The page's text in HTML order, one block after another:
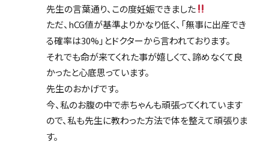
先生の言葉通り、この度妊娠できました
ただ、hCG値が基準よりかなり低く、「無事に出産でき
る確率は30%」とドクターから言われております。
それでも命が来てくれた事が嬉しくて、諦めなくて良
かったと心底思っています。
先生のおかげです。
今、私のお腹の中で赤ちゃんも頑張ってくれています
ので、私も先生に教わった方法で体を整えて頑張りま
す。